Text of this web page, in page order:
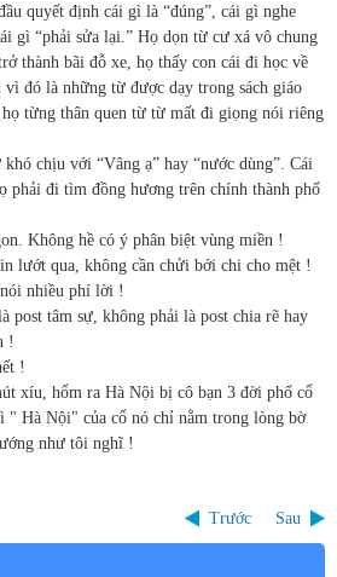
quyết định cái gì là “đúng”, cái gì nghe
gì “phải sửa lại.” Họ dọn từ cư xá vô chung
thành bãi đỗ xe, họ thấy con cái đi học về
đó là những từ được dạy trong sách giáo
từng thân quen từ từ mất đi giọng nói riêng
chịu với “Vâng ạ” hay “nước dùng”. Cái
phải đi tìm đồng hương trên chính thành phố
Không hề có ý phân biệt vùng miền !
lướt qua, không cần chửi bới chi cho mệt !
nhiều phí lời !
post tâm sự, không phải là post chia rẽ hay
!
!
xíu, hổm ra Hà Nội bị cô bạn 3 đời phố cổ
" Hà Nội" của cổ nó chỉ nằm trong lòng bờ
như tôi nghĩ !
Trước Sau